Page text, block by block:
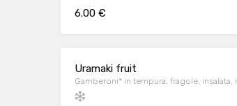
6.00 €
Uramaki fruit
Gamberoni* in tempura, fragole,